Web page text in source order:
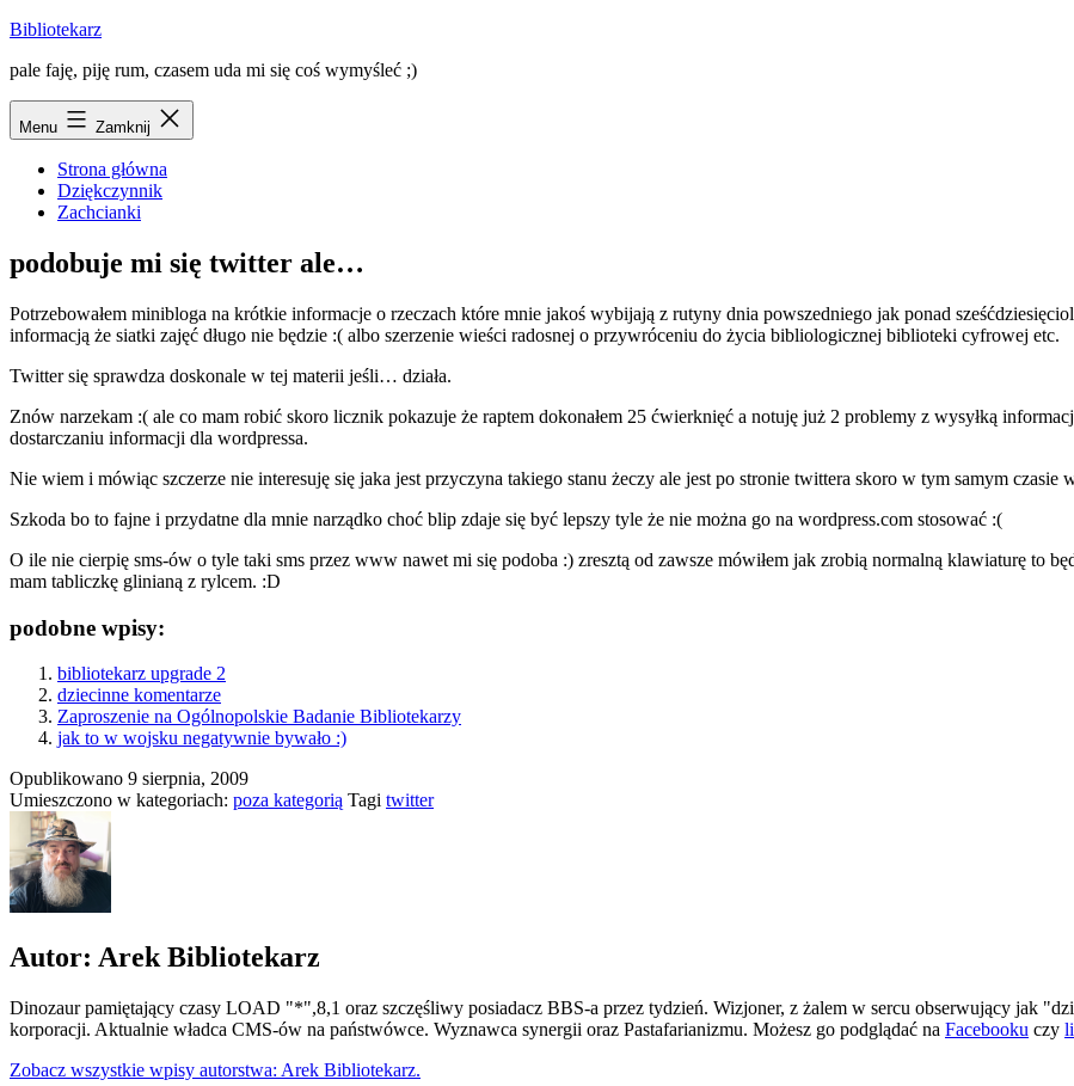
Przejdź
treści
Bibliotekarz
pale faję, piję rum, czasem uda mi się coś wymyśleć ;)
Menu Zamknij
Strona główna
Dziękczynnik
Zachcianki
podobuje mi się twitter ale…
Potrzebowałem minibloga na krótkie informacje o rzeczach które mnie jakoś wybijają z rutyny dnia powszedniego jak ponad
informacją że siatki zajęć długo nie będzie :( albo szerzenie wieści radosnej o przywróceniu do życia bibliologicznej biblioteki cyfrowej etc.
Twitter się sprawdza doskonale w tej materii jeśli… działa.
Znów narzekam :( ale co mam robić skoro licznik pokazuje że raptem dokonałem 25 ćwierknięć a notuję już 2 problemy z wysyłką
dostarczaniu informacji dla wordpressa.
Nie wiem i mówiąc szczerze nie interesuję się jaka jest przyczyna takiego stanu żeczy ale jest po stronie twittera skoro w tym samym czasie
Szkoda bo to fajne i przydatne dla mnie narządko choć blip zdaje się być lepszy tyle że nie można go na wordpress.com stosować :(
O ile nie cierpię sms-ów o tyle taki sms przez www nawet mi się podoba :) zresztą od zawsze mówiłem jak zrobią normalną klawiaturę to
mam tabliczkę glinianą z rylcem. :D
podobne wpisy:
bibliotekarz upgrade 2
dziecinne komentarze
Zaproszenie na Ogólnopolskie Badanie Bibliotekarzy
jak to w wojsku negatywnie bywało :)
Opublikowano 9 sierpnia, 2009
Umieszczono w kategoriach: poza kategorią Tagi twitter
Autor: Arek Bibliotekarz
Dinozaur pamiętający czasy LOAD "*",8,1 oraz szczęśliwy posiadacz BBS-a przez tydzień. Wizjoner, z żalem w sercu obserwujący jak
korporacji. Aktualnie władca CMS-ów na państwówce. Wyznawca synergii oraz Pastafarianizmu. Możesz go podglądać na Facebooku czy
Zobacz wszystkie wpisy autorstwa: Arek Bibliotekarz.